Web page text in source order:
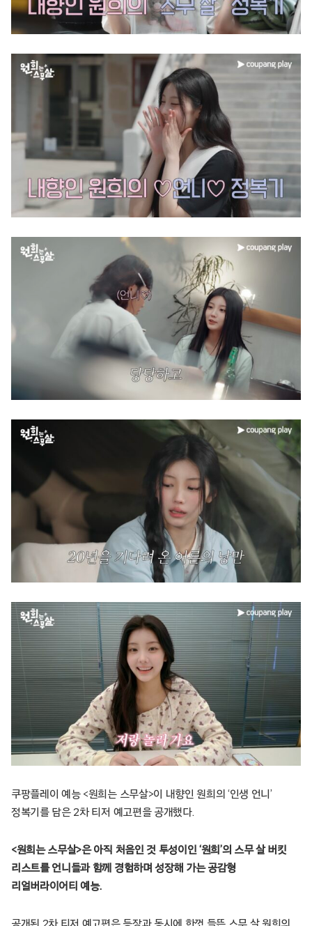
쿠팡플레이 예능 <원희는 스무살>이 내향인 원희의 ‘인생 언니’
정복기를 담은 2차 티저 예고편을 공개했다.
<원희는 스무살>은 아직 처음인 것 투성이인 ‘원희’의 스무 살 버킷
리스트를 언니들과 함께 경험하며 성장해 가는 공감형
리얼버라이어티 예능.
공개된 2차 티저 예고편은 등장과 동시에 한껏 들뜬 스무 살 원희의